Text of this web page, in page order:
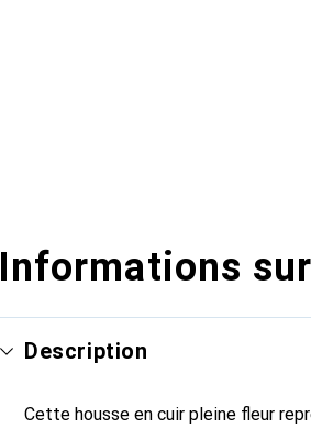
Informations
Description
Cette housse en cuir pleine fleur